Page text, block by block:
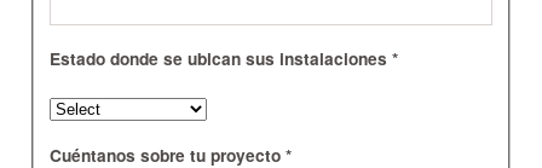
Estado donde se ubican sus instalaciones *
Cuéntanos sobre tu proyecto *